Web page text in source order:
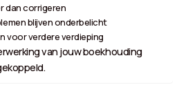
dan corrigeren
blijven onderbelicht
voor verdere verdieping
van jouw boekhouding